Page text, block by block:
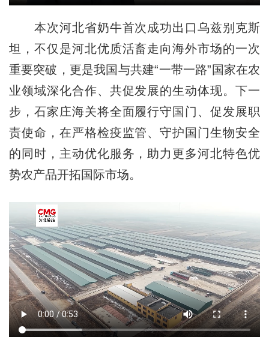
本次河北省奶牛首次成功出口乌兹别克斯
坦，不仅是河北优质活畜走向海外市场的一次
重要突破，更是我国与共建“一带一路”国家在农
业领域深化合作、共促发展的生动体现。下一
步，石家庄海关将全面履行守国门、促发展职
责使命，在严格检疫监管、守护国门生物安全
的同时，主动优化服务，助力更多河北特色优
势农产品开拓国际市场。